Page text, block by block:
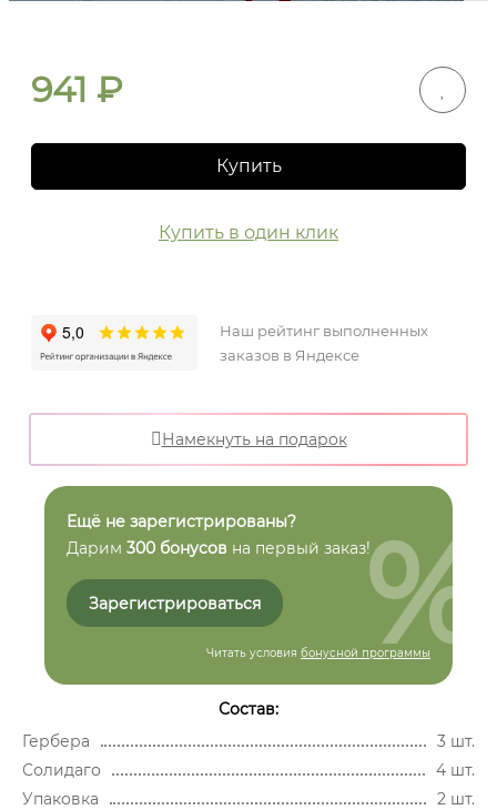
941 ₽
Купить
Купить в один клик
Наш рейтинг выполненных
заказов в Яндексе
Намекнуть на подарок
Ещё не зарегистрированы?
Дарим 300 бонусов на первый заказ!
Зарегистрироваться
Читать условия бонусной программы
%
Состав:
Гербера
3 шт.
Солидаго
4 шт.
Упаковка
2 шт.